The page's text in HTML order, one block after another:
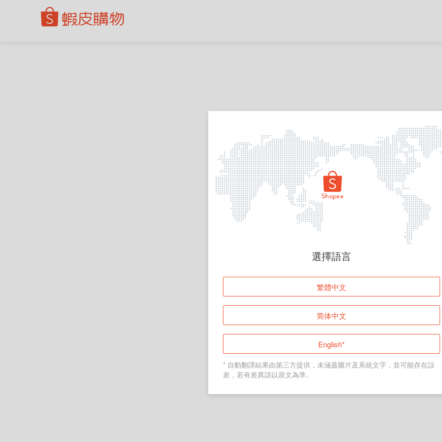
頁面無法顯示
登入
返回首頁
選擇語言
繁體中文
简体中文
English*
* 自動翻譯結果由第三方提供，未涵蓋圖片及系統文字，並可能存在誤
差，若有差異請以原文為準。